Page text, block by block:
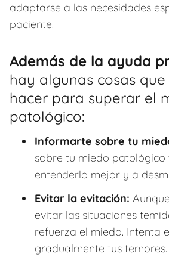
adaptarse a las necesidades
paciente.
Además de la ayuda
hay algunas cosas
hacer para superar el
patológico:
Informarte sobre tu
sobre tu miedo
entenderlo mejor y a
Evitar la evitación:
evitar las situaciones
refuerza el miedo. Intenta
gradualmente tus temores.